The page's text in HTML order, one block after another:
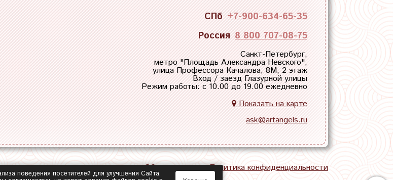
СПб +7-900-634-65-35
Россия 8 800 707-08-75
Санкт-Петербург,
метро "Площадь Александра Невского",
улица Профессора Качалова, 8М, 2 этаж
Вход / заезд Глазурной улицы
Режим работы: с 10.00 до 19.00 ежедневно
Показать на карте
ask@artangels.ru
Обратная связь Политика конфиденциальности
поведения посетителей для улучшения Сайта.